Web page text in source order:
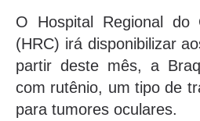
O Hospital Regional do
(HRC) irá disponibilizar
partir deste mês, a
com rutênio, um tipo de
para tumores oculares.